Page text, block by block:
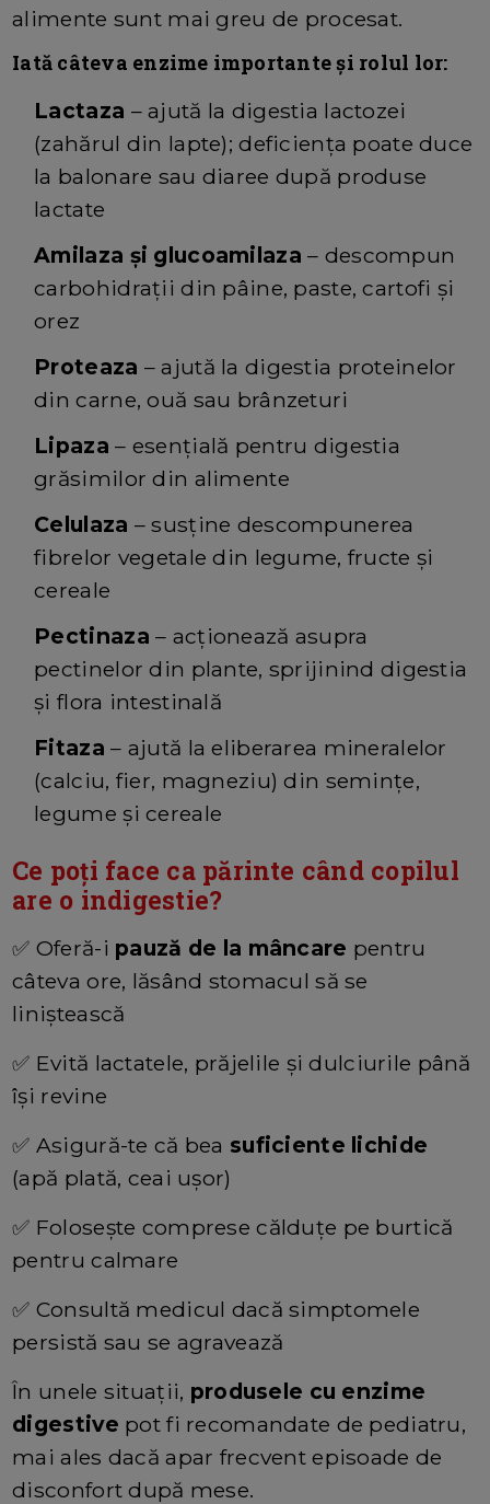
alimente sunt mai greu de procesat.
Iată câteva enzime importante și rolul lor:
Lactaza – ajută la digestia lactozei
(zahărul din lapte); deficiența poate duce
la balonare sau diaree după produse
lactate
Amilaza și glucoamilaza – descompun
carbohidrații din pâine, paste, cartofi și
orez
Proteaza – ajută la digestia proteinelor
din carne, ouă sau brânzeturi
Lipaza – esențială pentru digestia
grăsimilor din alimente
Celulaza – susține descompunerea
fibrelor vegetale din legume, fructe și
cereale
Pectinaza – acționează asupra
pectinelor din plante, sprijinind digestia
și flora intestinală
Fitaza – ajută la eliberarea mineralelor
(calciu, fier, magneziu) din semințe,
legume și cereale
Ce poți face ca părinte când copilul
are o indigestie?
✅ Oferă-i pauză de la mâncare pentru
câteva ore, lăsând stomacul să se
liniștească
✅ Evită lactatele, prăjelile și dulciurile până
își revine
✅ Asigură-te că bea suficiente lichide
(apă plată, ceai ușor)
✅ Folosește comprese călduțe pe burtică
pentru calmare
✅ Consultă medicul dacă simptomele
persistă sau se agravează
În unele situații, produsele cu enzime
digestive pot fi recomandate de pediatru,
mai ales dacă apar frecvent episoade de
disconfort după mese.